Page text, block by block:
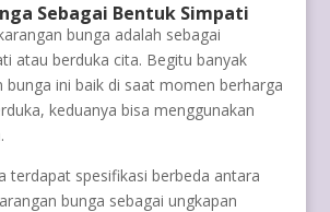
Sebagai Bentuk Simpati
bunga adalah sebagai
atau berduka cita. Begitu banyak
bunga ini baik di saat momen berharga
keduanya bisa menggunakan
terdapat spesifikasi berbeda antara
bunga sebagai ungkapan